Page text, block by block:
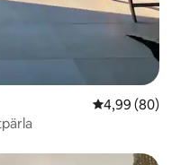
4,99 av 5 i
4,99 (80)